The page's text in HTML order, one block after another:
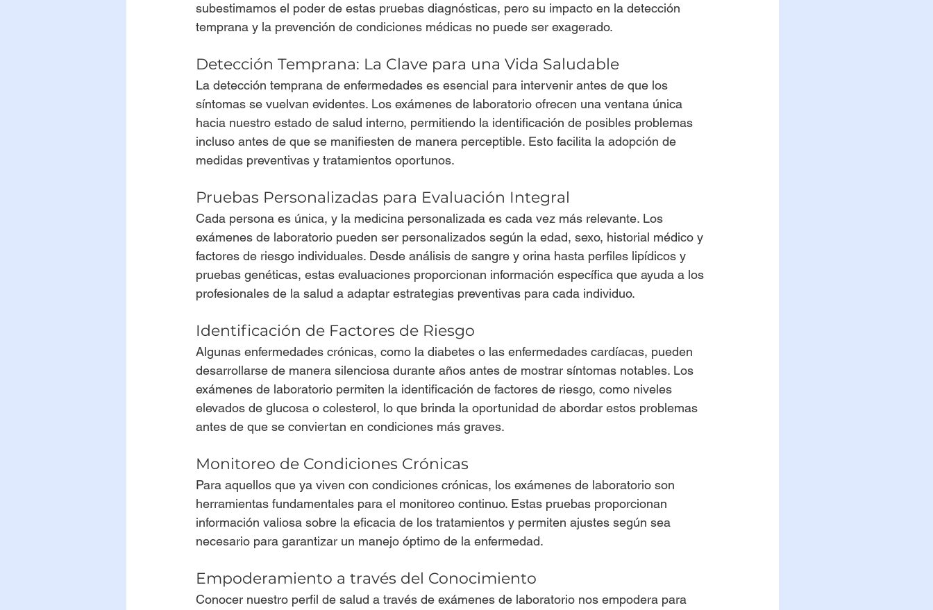
subestimamos el poder de estas pruebas diagnósticas, pero su impacto en la detección
temprana y la prevención de condiciones médicas no puede ser exagerado.
Detección Temprana: La Clave para una Vida Saludable
La detección temprana de enfermedades es esencial para intervenir antes de que los
síntomas se vuelvan evidentes. Los exámenes de laboratorio ofrecen una ventana única
hacia nuestro estado de salud interno, permitiendo la identificación de posibles problemas
incluso antes de que se manifiesten de manera perceptible. Esto facilita la adopción de
medidas preventivas y tratamientos oportunos.
Pruebas Personalizadas para Evaluación Integral
Cada persona es única, y la medicina personalizada es cada vez más relevante. Los
exámenes de laboratorio pueden ser personalizados según la edad, sexo, historial médico y
factores de riesgo individuales. Desde análisis de sangre y orina hasta perfiles lipídicos y
pruebas genéticas, estas evaluaciones proporcionan información específica que ayuda a los
profesionales de la salud a adaptar estrategias preventivas para cada individuo.
Identificación de Factores de Riesgo
Algunas enfermedades crónicas, como la diabetes o las enfermedades cardíacas, pueden
desarrollarse de manera silenciosa durante años antes de mostrar síntomas notables. Los
exámenes de laboratorio permiten la identificación de factores de riesgo, como niveles
elevados de glucosa o colesterol, lo que brinda la oportunidad de abordar estos problemas
antes de que se conviertan en condiciones más graves.
Monitoreo de Condiciones Crónicas
Para aquellos que ya viven con condiciones crónicas, los exámenes de laboratorio son
herramientas fundamentales para el monitoreo continuo. Estas pruebas proporcionan
información valiosa sobre la eficacia de los tratamientos y permiten ajustes según sea
necesario para garantizar un manejo óptimo de la enfermedad.
Empoderamiento a través del Conocimiento
Conocer nuestro perfil de salud a través de exámenes de laboratorio nos empodera para